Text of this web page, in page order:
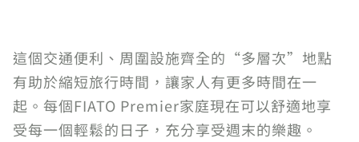
這個交通便利、周圍設施齊全的“多層次”地點
有助於縮短旅行時間，讓家人有更多時間在一
起。每個FIATO Premier家庭現在可以舒適地享
受每一個輕鬆的日子，充分享受週末的樂趣。